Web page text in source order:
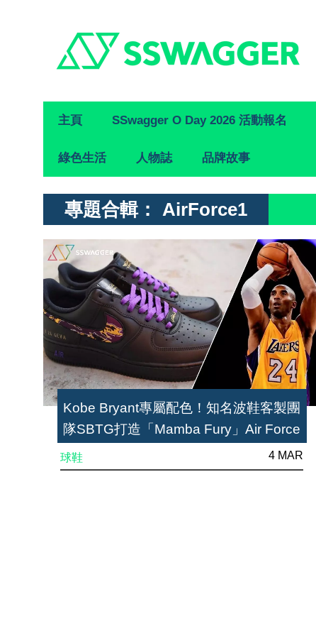
Primary
Navigation
主頁 SSwagger O Day 2026 活動報名
綠色生活 人物誌 品牌故事
專題合輯： AirForce1
Kobe Bryant專屬配色！知名波鞋客製團
隊SBTG打造「Mamba Fury」Air Force
球鞋 4 MAR